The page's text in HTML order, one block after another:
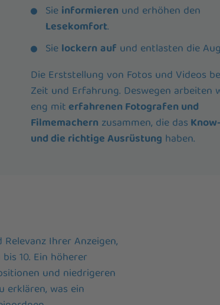
Sieinformierenund erhöhen den
Lesekomfort.
Sielockernauf und entlasten die
Die Erststellung von Fotos und Videos
Zeit und Erfahrung. Deswegen arbeiten
eng miterfahrenen Fotografen und
Filmemachernzusammen, die das
und die richtige Ausrüstung haben.
Ihrer Anzeigen,
10. Ein höherer
und niedrigeren
erklären, was ein